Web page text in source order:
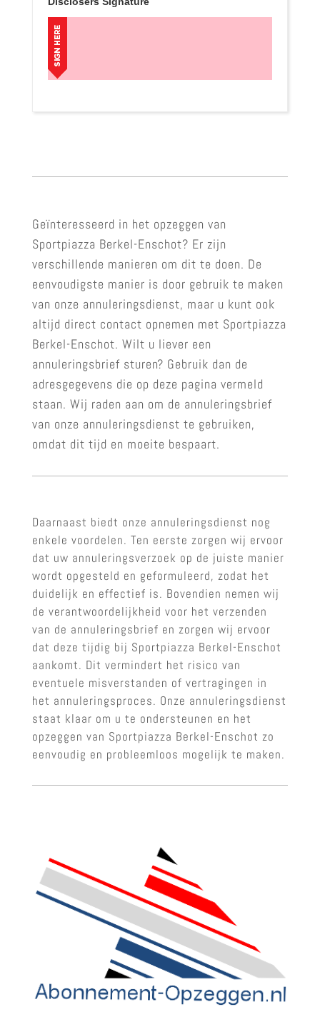
Geïnteresseerd in het opzeggen van
Sportpiazza Berkel-Enschot? Er zijn
verschillende manieren om dit te doen. De
eenvoudigste manier is door gebruik te maken
van onze annuleringsdienst, maar u kunt ook
altijd direct contact opnemen met Sportpiazza
Berkel-Enschot. Wilt u liever een
annuleringsbrief sturen? Gebruik dan de
adresgegevens die op deze pagina vermeld
staan. Wij raden aan om de annuleringsbrief
van onze annuleringsdienst te gebruiken,
omdat dit tijd en moeite bespaart.
Daarnaast biedt onze annuleringsdienst nog
enkele voordelen. Ten eerste zorgen wij ervoor
dat uw annuleringsverzoek op de juiste manier
wordt opgesteld en geformuleerd, zodat het
duidelijk en effectief is. Bovendien nemen wij
de verantwoordelijkheid voor het verzenden
van de annuleringsbrief en zorgen wij ervoor
dat deze tijdig bij Sportpiazza Berkel-Enschot
aankomt. Dit vermindert het risico van
eventuele misverstanden of vertragingen in
het annuleringsproces. Onze annuleringsdienst
staat klaar om u te ondersteunen en het
opzeggen van Sportpiazza Berkel-Enschot zo
eenvoudig en probleemloos mogelijk te maken.